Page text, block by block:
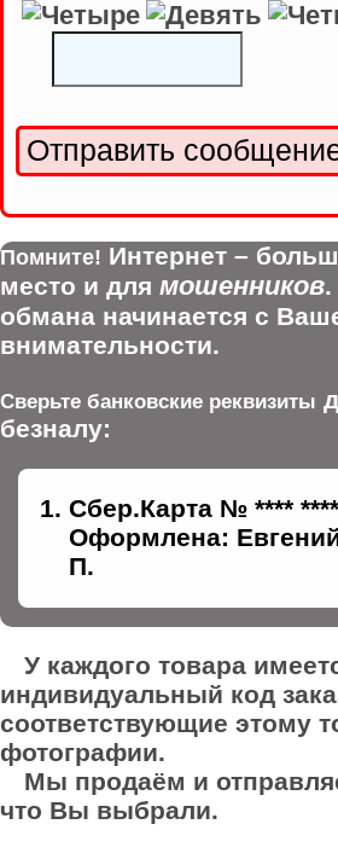
Помните! Интернет –
место и для мошенников.
обмана начинается с
внимательности.
Сверьте банковские реквизиты
безналу:
Сбер.Карта № ****
Оформлена:
П.
У каждого товара
индивидуальный код
соответствующие этому
фотографии.
Мы продаём и
что Вы выбрали.